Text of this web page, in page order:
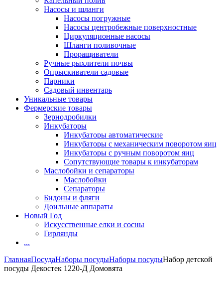
Насосы и шланги
Насосы погружные
Насосы центробежные поверхностные
Циркуляционные насосы
Шланги поливочные
Проращиватели
Ручные рыхлители почвы
Опрыскиватели садовые
Парники
Садовый инвентарь
Уникальные товары
Фермерские товары
Зернодробилки
Инкубаторы
Инкубаторы автоматические
Инкубаторы с механическим поворотом яиц
Инкубаторы с ручным поворотом яиц
Сопутствующие товары к инкубаторам
Маслобойки и сепараторы
Маслобойки
Сепараторы
Бидоны и фляги
Доильные аппараты
Новый Год
Искусственные елки и сосны
Гирлянды
...
ГлавнаяПосудаНаборы посудыНаборы посудыНабор детской
посуды Декостек 1220-Д Домовята